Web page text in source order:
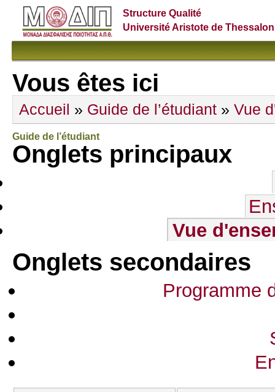
Structure Qualité
Université Aristote de
Vous êtes ici
Accueil » Guide de l’étudiant » Vue
Guide de l’étudiant
Onglets principaux
Vue
Onglets secondaires
Programme